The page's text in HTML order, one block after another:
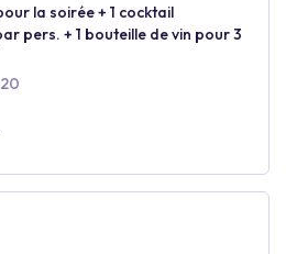
la soirée + 1 cocktail
pers. + 1 bouteille de vin pour 3